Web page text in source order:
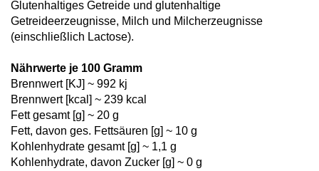
Glutenhaltiges Getreide und glutenhaltige
Getreideerzeugnisse, Milch und Milcherzeugnisse
(einschließlich Lactose).
Nährwerte je 100 Gramm
Brennwert [KJ] ~ 992 kj
Brennwert [kcal] ~ 239 kcal
Fett gesamt [g] ~ 20 g
Fett, davon ges. Fettsäuren [g] ~ 10 g
Kohlenhydrate gesamt [g] ~ 1,1 g
Kohlenhydrate, davon Zucker [g] ~ 0 g